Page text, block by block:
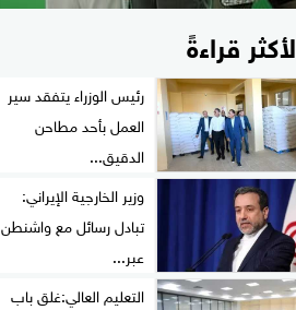
قراءةً
رئيس الوزراء يتفقد سير
العمل بأحد مطاحن
الدقيق...
وزير الخارجية الإيراني:
تبادل رسائل مع واشنطن
عبر...
التعليم العالي:غلق باب